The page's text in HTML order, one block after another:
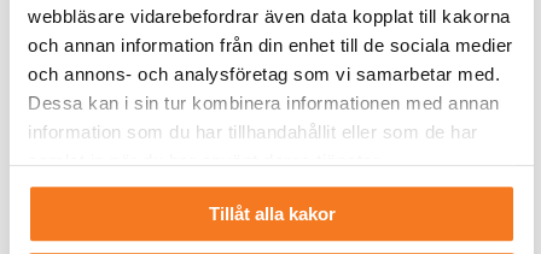
webbläsare vidarebefordrar även data kopplat till kakorna
och annan information från din enhet till de sociala medier
och annons- och analysföretag som vi samarbetar med.
Dessa kan i sin tur kombinera informationen med annan
information som du har tillhandahållit eller som de har
samlat in när du har använt deras tjänster.
Tillåt alla kakor
slutförvaringen här.
Harri Mäkinen, pensionerad före detta väktare på
kärnkraftverket.